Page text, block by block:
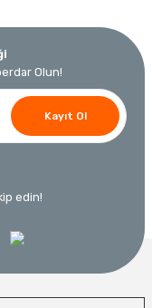
Olun!
Kayıt Ol
edin!